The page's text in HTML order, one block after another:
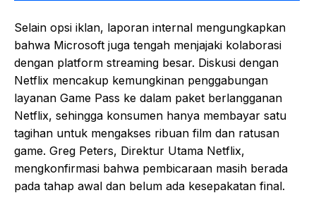
Selain opsi iklan, laporan internal mengungkapkan
bahwa Microsoft juga tengah menjajaki kolaborasi
dengan platform streaming besar. Diskusi dengan
Netflix mencakup kemungkinan penggabungan
layanan Game Pass ke dalam paket berlangganan
Netflix, sehingga konsumen hanya membayar satu
tagihan untuk mengakses ribuan film dan ratusan
game. Greg Peters, Direktur Utama Netflix,
mengkonfirmasi bahwa pembicaraan masih berada
pada tahap awal dan belum ada kesepakatan final.